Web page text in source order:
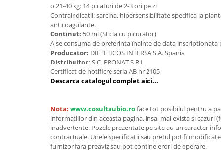
Semipreparate
Specialitati si produse asiatice
o 21-40 kg: 14 picaturi de 2-3 ori pe zi
Contraindicatii: sarcina, hipersensibilitate specifica la
anticoagulante.
Continut: 50 ml (Sticla cu picurator)
A se consuma de preferinta înainte de data inscriptionata
Producator: DIETETICOS INTERSA S.A. Spania
Distribuitor: S.C. PRONAT S.R.L.
Certificat de notificre seria AB nr 2105
Descarca catalogul complet aici...
Nota: www.cosultaubio.roface tot posibilul pentru a
informatiilor din aceasta pagina, insa, mai exista si cazuri
inadvertente. Pozele prezentate pe site au un caracter
contractuale. Unele specificatii sau pretul pot fi
furnizor fara preaviz sau pot contine erori de operare.